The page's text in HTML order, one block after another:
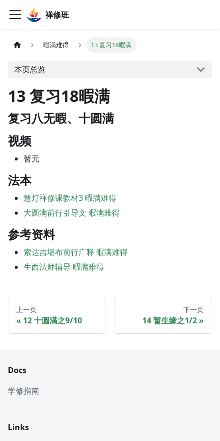
禅修班
暇满难得 13 复习18暇满
本页总览
13 复习18暇满
复习八无暇、十圆满
视频
暂无
法本
慧灯禅修课教材3 暇满难得
大圆满前行引导文 暇满难得
参考资料
索达吉堪布前行广释 暇满难得
生西法师辅导 暇满难得
上一页
12 十圆满之9/10
下一页
14 暂生缘之1/2
Docs
学修指南
Links